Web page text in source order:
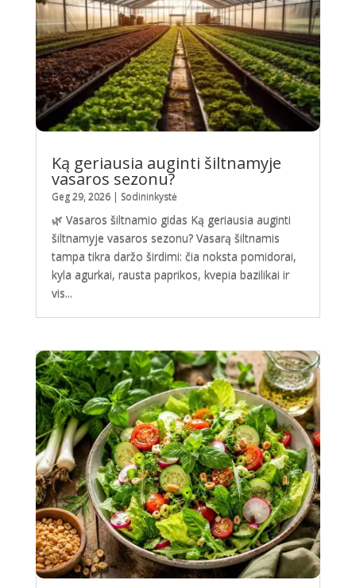
Ką geriausia auginti šiltnamyje
vasaros sezonu?
Geg 29, 2026| Sodininkystė
🌿 Vasaros šiltnamio gidas Ką geriausia auginti
šiltnamyje vasaros sezonu? Vasarą šiltnamis
tampa tikra daržo širdimi: čia noksta pomidorai,
kyla agurkai, rausta paprikos, kvepia bazilikai ir
vis...